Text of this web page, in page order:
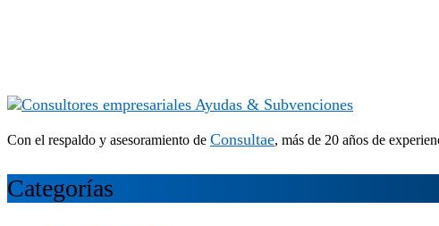
Con el respaldo y asesoramiento de Consultae, más de 20 años de
Categorías